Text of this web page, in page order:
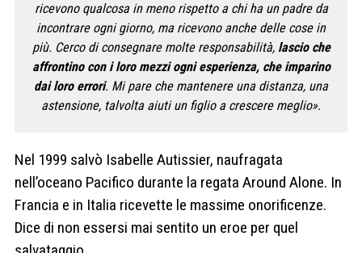
ricevono qualcosa in meno rispetto a chi ha un padre da
incontrare ogni giorno, ma ricevono anche delle cose in
più. Cerco di consegnare molte responsabilità, lascio che
affrontino con i loro mezzi ogni esperienza, che imparino
dai loro errori. Mi pare che mantenere una distanza, una
astensione, talvolta aiuti un figlio a crescere meglio».
Nel 1999 salvò Isabelle Autissier, naufragata
nell’oceano Pacifico durante la regata Around Alone. In
Francia e in Italia ricevette le massime onorificenze.
Dice di non essersi mai sentito un eroe per quel